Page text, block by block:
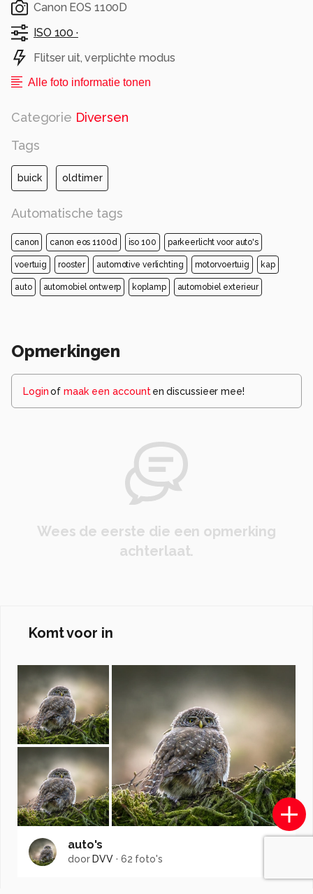
Canon EOS 1100D
ISO 100 ·
Flitser uit, verplichte modus
Alle foto informatie tonen
Categorie Diversen
Tags
buick oldtimer
Automatische tags
canon canon eos 1100d iso 100 parkeerlicht voor auto's
voertuig rooster automotive verlichting motorvoertuig kap
auto automobiel ontwerp koplamp automobiel exterieur
Opmerkingen
Loginof maak een account en discussieer mee!
Wees de eerste die een opmerking
achterlaat.
Komt voor in
auto's
door DVV · 62 foto's